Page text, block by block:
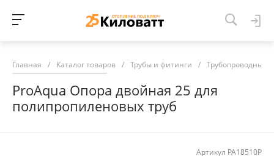
Главная / Каталог товаров / Трубы и фитинги / Трубопроводные
ProAqua Опора двойная 25 для
полипропиленовых труб
Артикул PA18510P